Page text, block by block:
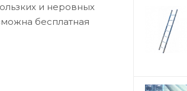
и неровных
бесплатная